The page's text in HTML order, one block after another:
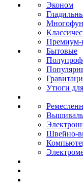
Эконом
Премиум-
Бытовые
Утюги
Швейно-